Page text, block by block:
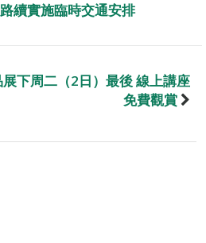
續實施臨時交通安排
下周二（2日）最後 線上講座
免費觀賞